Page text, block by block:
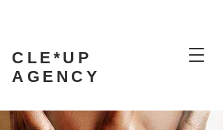
CLE*UP
AGENCY